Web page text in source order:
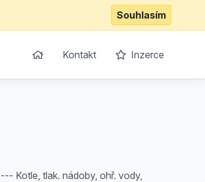
Souhlasím
Kontakt Inzerce
tlak. nádoby, ohř. vody,